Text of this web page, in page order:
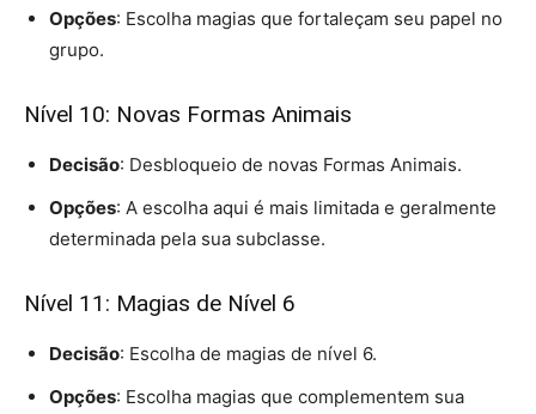
Opções: Escolha magias que fortaleçam seu papel no
grupo.
Nível 10: Novas Formas Animais
Decisão: Desbloqueio de novas Formas Animais.
Opções: A escolha aqui é mais limitada e geralmente
determinada pela sua subclasse.
Nível 11: Magias de Nível 6
Decisão: Escolha de magias de nível 6.
Opções: Escolha magias que complementem sua